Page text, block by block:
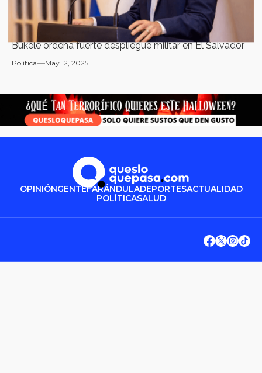
Bukele ordena fuerte despliegue militar en El Salvador
Política May 12, 2025
OPINIÓNGENTEFARÁNDULADEPORTESACTUALIDAD
POLÍTICASALUD